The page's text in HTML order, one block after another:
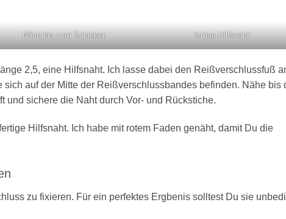
Nähe bis zum Schieber. fertige Hilfsnaht
2,5, eine Hilfsnaht. Ich lasse dabei den Reißverschlussfuß
auf der Mitte der Reißverschlussbandes befinden. Nähe bis
und sichere die Naht durch Vor- und Rückstiche.
Hilfsnaht. Ich habe mit rotem Faden genäht, damit Du die
zu fixieren. Für ein perfektes Ergbenis solltest Du sie